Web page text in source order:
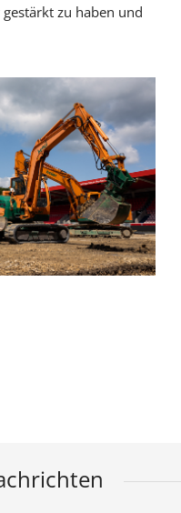
zu haben und